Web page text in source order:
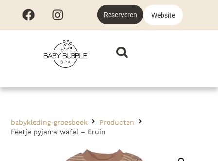
Reserveren Website
babykleding-groesbeek
Producten
Feetje pyjama wafel – Bruin